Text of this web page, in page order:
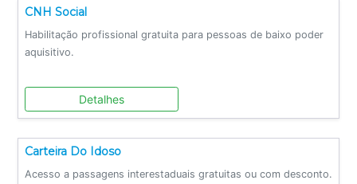
CNH Social
Habilitação profissional gratuita para pessoas de baixo poder
aquisitivo.
Detalhes
Carteira Do Idoso
Acesso a passagens interestaduais gratuitas ou com desconto.